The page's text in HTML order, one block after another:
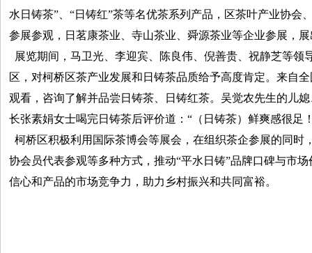
水日铸茶”、“日铸红”茶等名优茶系列产品，区茶叶产业协会
参展参观，日茗康茶业、寺山茶业、舜源茶业等企业参展，
展览期间，马卫光、李迎宾、陈良伟、倪善贵、祝静芝等领
区，对柯桥区茶产业发展和日铸茶品质给予高度肯定。来自
观看，咨询了解并品尝日铸茶、日铸红茶。吴觉农先生的儿
长张素娟女士喝完日铸茶后评价道：“（日铸茶）鲜爽感很足
柯桥区积极利用国际茶博会等展会，在组织茶企参展的同时
协会员代表参观等多种方式，推动“平水日铸”品牌口碑与市
信心和产品的市场竞争力，助力乡村振兴和共同富裕。